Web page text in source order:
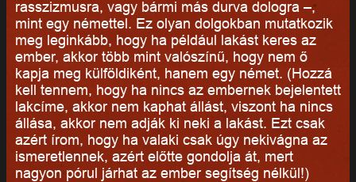
rasszizmusra, vagy bármi más durva dologra –,
mint egy némettel. Ez olyan dolgokban mutatkozik
meg leginkább, hogy ha például lakást keres az
ember, akkor több mint valószínű, hogy nem ő
kapja meg külföldiként, hanem egy német. (Hozzá
kell tennem, hogy ha nincs az embernek bejelentett
lakcíme, akkor nem kaphat állást, viszont ha nincs
állása, akkor nem adják ki neki a lakást. Ezt csak
azért írom, hogy ha valaki csak úgy nekivágna az
ismeretlennek, azért előtte gondolja át, mert
nagyon pórul járhat az ember segítség nélkül!)